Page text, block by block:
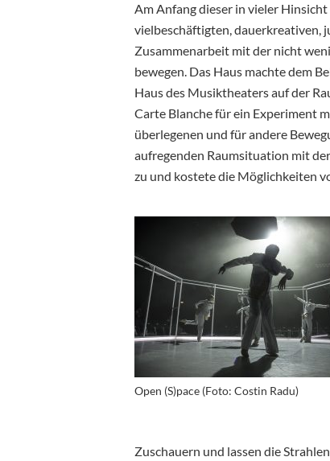
Am Anfang dieser in vieler
vielbeschäftigten, dauerkreativen,
Zusammenarbeit mit der nicht
bewegen. Das Haus machte dem
Haus des Musiktheaters auf der
Carte Blanche für ein Experiment
überlegenen und für andere
aufregenden Raumsituation mit
zu und kostete die Möglichkeiten
Open (S)pace (Foto: Costin Radu)
Zuschauern und lassen die